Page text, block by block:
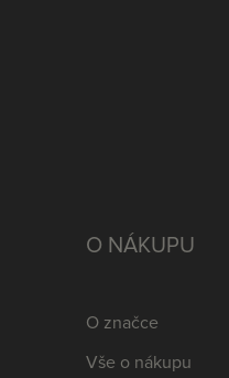
O NÁKUPU
O značce
Vše o nákupu